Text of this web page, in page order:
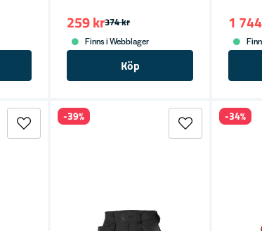
374 kr
259 kr
Finns i Webblager
Köp
1
-39% -34%